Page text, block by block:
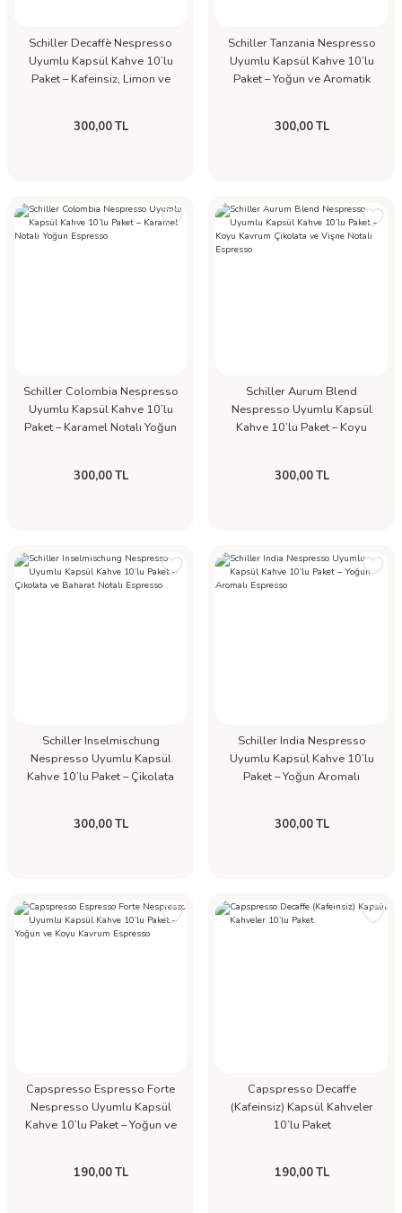
Schiller Decaffè Nespresso
Uyumlu Kapsül Kahve 10’lu
Paket – Kafeinsiz, Limon ve
300,00 TL
Schiller Tanzania Nespresso
Uyumlu Kapsül Kahve 10’lu
Paket – Yoğun ve Aromatik
300,00 TL
Schiller Colombia Nespresso
Uyumlu Kapsül Kahve 10’lu
Paket – Karamel Notalı Yoğun
300,00 TL
Schiller Aurum Blend
Nespresso Uyumlu Kapsül
Kahve 10’lu Paket – Koyu
300,00 TL
Schiller Inselmischung
Nespresso Uyumlu Kapsül
Kahve 10’lu Paket – Çikolata
300,00 TL
Schiller India Nespresso
Uyumlu Kapsül Kahve 10’lu
Paket – Yoğun Aromalı
300,00 TL
Capspresso Espresso Forte
Nespresso Uyumlu Kapsül
Kahve 10’lu Paket – Yoğun ve
190,00 TL
Capspresso Decaffe
(Kafeinsiz) Kapsül Kahveler
10’lu Paket
190,00 TL